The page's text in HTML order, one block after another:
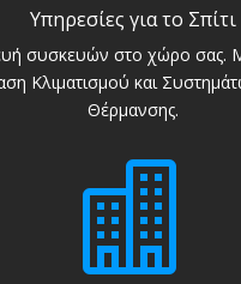
Υπηρεσίες για το Σπίτι
συσκευών στο χώρο σας.
Κλιματισμού και
Θέρμανσης.
